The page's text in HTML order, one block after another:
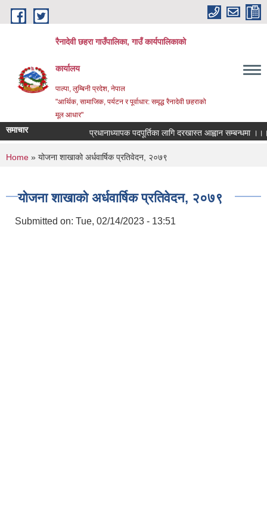
Skip to main content
रैनादेवी छहरा गाउँपालिका, गाउँ कार्यपालिकाको
कार्यालय
पाल्पा, लुम्बिनी प्रदेश, नेपाल
"आर्थिक, सामाजिक, पर्यटन र पूर्वाधार: समृद्ध रैनादेवी छहराको
मूल आधार"
समाचार प्रधानाध्यापक पदपूर्तिका लागि दरखास्त आह्वान सम्बन्धमा ।।।
You are here
Home » योजना शाखाको अर्धवार्षिक प्रतिवेदन, २०७९
योजना शाखाको अर्धवार्षिक प्रतिवेदन, २०७९
Submitted on: Tue, 02/14/2023 - 13:51